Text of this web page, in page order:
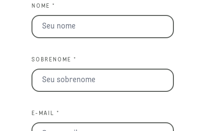
NOME *
SOBRENOME *
E-MAIL *